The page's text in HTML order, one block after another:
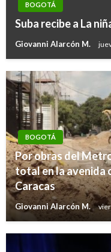
BOGOTÁ
Suba recibe a La
Giovanni Alarcón M.
BOGOTÁ
Por obras del
total en la avenida
Caracas
Giovanni Alarcón M.